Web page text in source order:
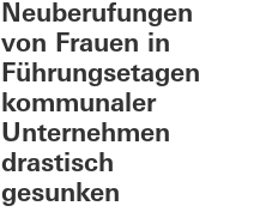
Neuberufungen
von Frauen in
Führungsetagen
kommunaler
Unternehmen
drastisch
gesunken